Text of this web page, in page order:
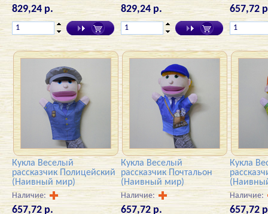
829,24 р. 829,24 р. 657,72
Кукла Веселый
рассказчик Полицейский
(Наивный мир)
Наличие:
657,72 р.
Кукла Веселый
рассказчик Почтальон
(Наивный мир)
Наличие:
657,72 р.
Кукла
Наличие:
657,72